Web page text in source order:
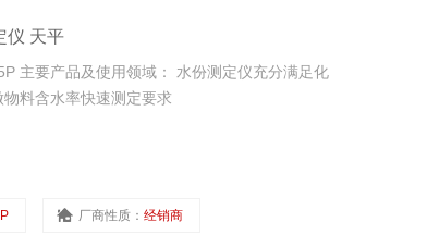
仪 天平
主要产品及使用领域： 水份测定仪充分满足化
料含水率快速测定要求
厂商性质： 经销商